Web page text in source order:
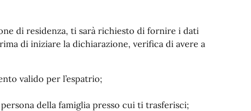
di residenza, ti sarà richiesto di fornire i dati
di iniziare la dichiarazione, verifica di avere a
valido per l’espatrio;
della famiglia presso cui ti trasferisci;